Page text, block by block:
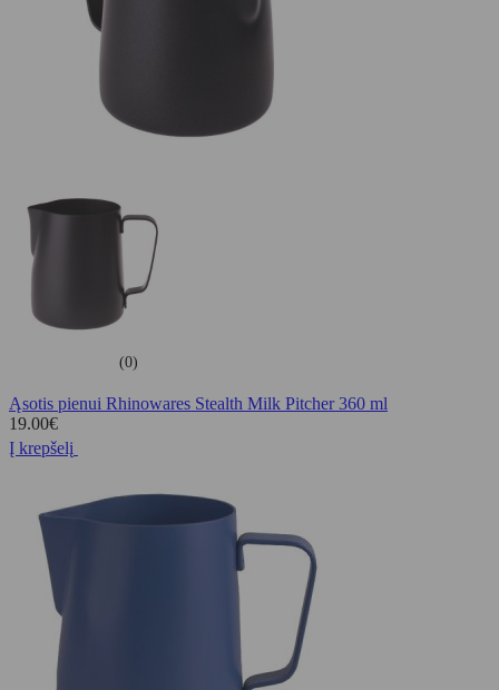
(0)
Ąsotis pienui Rhinowares Stealth Milk Pitcher 360 ml
19.00€
Į krepšelį